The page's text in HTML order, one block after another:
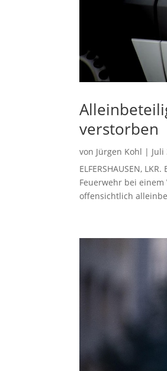
verstorben
von Jürgen Kohl | Juli
ELFERSHAUSEN,
Feuerwehr bei
offensichtlich